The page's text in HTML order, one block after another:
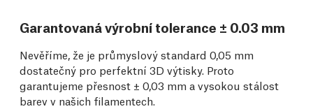
Garantovaná výrobní tolerance ± 0.03 mm
Nevěříme, že je průmyslový standard 0,05 mm
dostatečný pro perfektní 3D výtisky. Proto
garantujeme přesnost ± 0,03 mm a vysokou stálost
barev v našich filamentech.